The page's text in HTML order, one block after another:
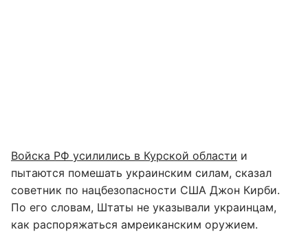
Войска РФ усилились в Курской области и
пытаются помешать украинским силам, сказал
советник по нацбезопасности США Джон Кирби.
По его словам, Штаты не указывали украинцам,
как распоряжаться амреиканским оружием.